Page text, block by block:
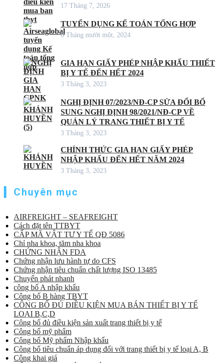
17 Tháng 7, 2026
TUYỂN DỤNG KẾ TOÁN TỔNG HỢP
6 Tháng mười một, 2024
GIA HẠN GIẤY PHÉP NHẬP KHẨU THIẾT
BỊ Y TẾ ĐẾN HẾT 2024
3 Tháng 3, 2023
NGHỊ ĐỊNH 07/2023/NĐ-CP SỬA ĐỔI BỔ
SUNG NGHỊ ĐỊNH 98/2021/NĐ-CP VỀ
QUẢN LÝ TRANG THIẾT BỊ Y TẾ
3 Tháng 3, 2023
CHÍNH THỨC GIA HẠN GIẤY PHÉP
NHẬP KHẨU ĐẾN HẾT NĂM 2024
3 Tháng 3, 2023
Chuyên mục
AIRFREIGHT – SEAFREIGHT
Cách đặt tên TTBYT
CẤP MÃ VẬT TƯ Y TẾ QĐ 5086
Chỉ nha khoa, tăm nha khoa
CHỨNG NHẬN FDA
Chứng nhận lưu hành tự do CFS
Chứng nhận tiêu chuẩn chất lượng ISO 13485
Chuyển phát nhanh
công bố A nhập khẩu
Công bố B hàng TBYT
CÔNG BỐ ĐỦ ĐIỀU KIỆN MUA BÁN THIẾT BỊ Y TẾ
LOẠI B,C,D
Công bố đủ điều kiện sản xuất trang thiết bị y tế
Công bố mỹ phẩm
Công bố Mỹ phẩm Nhập khẩu
Công bố tiêu chuẩn áp dụng đối với trang thiết bị y tế loại A, B
Công khai giá